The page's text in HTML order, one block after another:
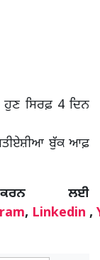
ਹੁਣ ਸਿਰਫ਼ 4 ਦਿਨ
ਬੁੱਕ ਆਫ਼
ਲਈ
, Linkedin ,